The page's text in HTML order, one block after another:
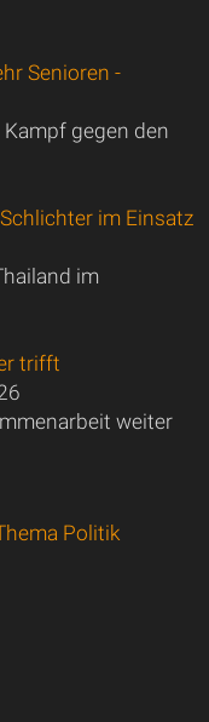
Senioren -
gegen den
im Einsatz
im
trifft
weiter
Politik